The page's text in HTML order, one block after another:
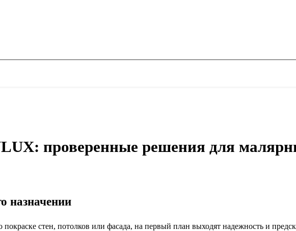
проверенные решения для
назначении
покраске стен, потолков или фасада, на первый план выходят надежность и